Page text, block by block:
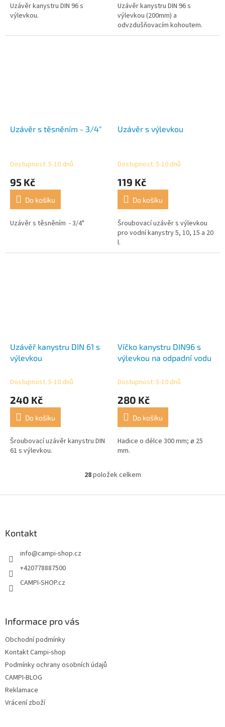
Uzávěr kanystru DIN 96 s
výlevkou.
Uzávěr kanystru DIN 96 s
výlevkou (200mm) a
odvzdušňovacím kohoutem.
Uzávěr s těsněním - 3/4"
Dostupnost: 5-10 dnů
95 Kč
Do košíku
Uzávěr s těsněním - 3/4"
Uzávěr s výlevkou
Dostupnost: 5-10 dnů
119 Kč
Do košíku
Šroubovací uzávěr s výlevkou
pro vodní kanystry 5, 10, 15 a 20
l.
Uzávěř kanystru DIN 61 s
výlevkou
Dostupnost: 5-10 dnů
240 Kč
Do košíku
Šroubovací uzávěr kanystru DIN
61 s výlevkou.
Víčko kanystru DIN96 s
výlevkou na odpadní vodu
Dostupnost: 5-10 dnů
280 Kč
Do košíku
Hadice o délce 300 mm; ø 25
mm.
O
l
28položek celkem
Kontakt
info@campi-shop.cz
+420778887500
CAMPI-SHOP.cz
Informace pro vás
Obchodní podmínky
Kontakt Campi-shop
Podmínky ochrany osobních údajů
CAMPI-BLOG
Reklamace
Vrácení zboží